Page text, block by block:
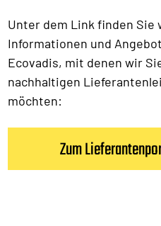
Unter dem Link finden
Informationen und
Ecovadis, mit denen wir
nachhaltigen
möchten:
Zum